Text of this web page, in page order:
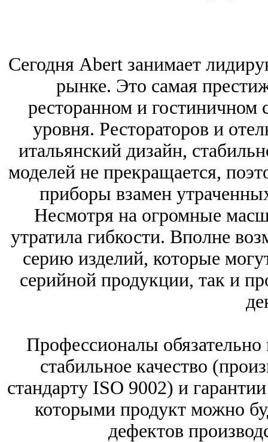
Сегодня Abert занимает
рынке. Это самая
ресторанном и гостиничном
уровня. Рестораторов и
итальянский дизайн,
моделей не прекращается,
приборы взамен
Несмотря на огромные
утратила гибкости. Вполне
серию изделий, которые
серийной продукции, так и
Профессионалы
стабильное качество
стандарту ISO 9002) и
которыми продукт можно
дефектов